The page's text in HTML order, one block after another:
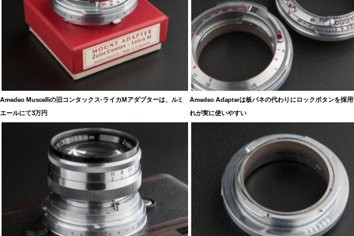
Amedeo Muscelliの旧コンタックス-ライカMアダプターは、ルミ
エールにて3万円
Amedeo Adapterは板バネの代わりにロックボタンを採用
れが実に使いやすい